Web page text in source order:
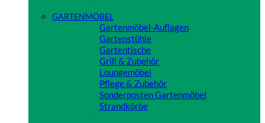
GARTENMÖBEL
Gartenmöbel-Auflagen
Gartenstühle
Gartentische
Grill & Zubehör
Loungemöbel
Pflege & Zubehör
Sonderposten Gartenmöbel
Strandkörbe